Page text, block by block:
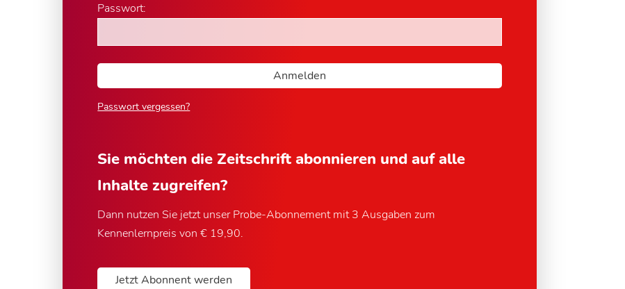
Passwort:
Passwort vergessen?
Sie möchten die Zeitschrift abonnieren und auf alle
Inhalte zugreifen?
Dann nutzen Sie jetzt unser Probe-Abonnement mit 3 Ausgaben zum
Kennenlernpreis von € 19,90.
Jetzt Abonnent werden